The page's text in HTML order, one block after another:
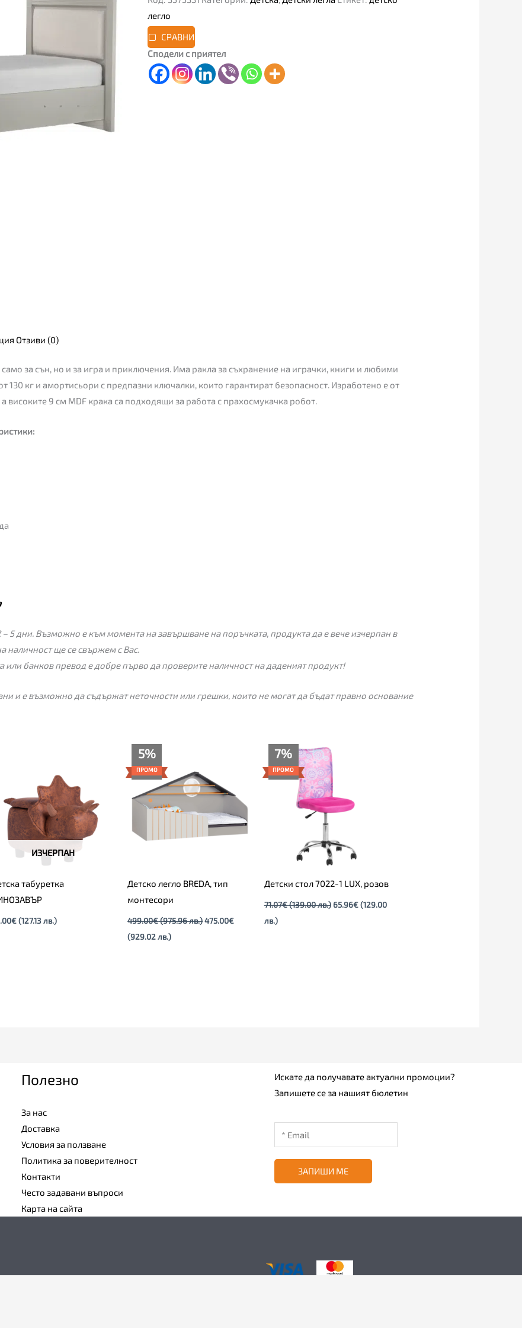
легло
СРАВНИ
Сподели с приятел
Отзиви (0)
само за сън, но и за игра и приключения. Има ракла за съхранение на играчки, книги и любими
130 кг и амортисьори с предпазни ключалки, които гарантират безопасност. Изработено е от
високите 9 см MDF крака са подходящи за работа с прахосмукачка робот.
да
– 5 дни. Възможно е към момента на завършване на поръчката, продукта да е вече изчерпан в
наличност ще се свържем с Вас.
или банков превод е добре първо да проверите наличност на даденият продукт!
и е възможно да съдържат неточности или грешки, които не могат да бъдат правно основание
ИЗЧЕРПАН
табуретка
€ (127.13 лв.)
5%
ПРОМО
Детско легло BREDA, тип
монтесори
499.00€(975.96 лв.)
499.00€
(975.96
лв.).
475.00€
(929.02 лв.)
475.00€
(929.02
лв.).
7%
ПРОМО
Детски стол 7022-1 LUX, розов
71.07€(139.00 лв.)
price
was:
71.07€
(139.00
лв.).
65.96€ (129.00
лв.)
Текущата
цена
е:
65.96€
(129.00
Полезно
За нас
Доставка
Условия за ползване
Политика за поверителност
Контакти
Често задавани въпроси
Карта на сайта
Искате да получавате актуални промоции?
Запишете се за нашият бюлетин
ЗАПИШИ МЕ